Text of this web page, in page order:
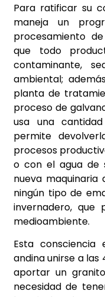
Para ratificar su
maneja un
procesamiento
que todo
contaminante,
ambiental;
planta de
proceso de
usa una
permite
procesos
o con el agua de
nueva
ningún tipo de
invernadero, que
medioambiente.
Esta
andina unirse a
aportar un
necesidad de